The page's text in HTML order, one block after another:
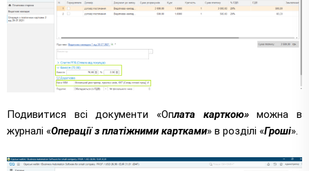
Подивитися всі документи «Оплата карткою»можна в
журналі «Операції з платіжними картками» в розділі «Гроші».